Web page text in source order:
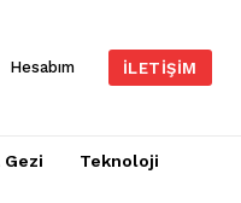
Hesabım İLETIŞIM
Gezi Teknoloji